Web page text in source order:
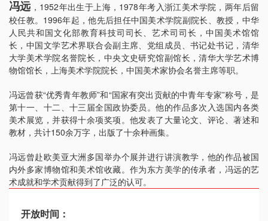
冯远 ， 1952年出生于上海，1978年考入浙江美术学院，两年后留
校任教。1996年起，他先后担任中国美术学院副院长、教授，中华
人民共和国文化部教育科技司司长、艺术司司长，中国美术馆馆
长，中国文学艺术界联合会副主席、党组成员、书记处书记，清华
大学美术学院名誉院长，中央文史研究馆副馆长，清华大学艺术博
物馆馆长，上海美术学院院长，中国美术家协会名誉主席等职。
冯远曾获“优秀青年教师”和“国家有突出贡献的中青年专家”称号，是
第十一、十二、十三届全国政协委员。他的作品多次入选国内各类
美术展览，并获得十余项奖项。他发表了大量论文、评论、著述和
教材，共计150余万字，出版了十余种画集。
冯远曾赴欧美亚大洲多国举办个展并进行讲演教学，他的作品被国
内外多家博物馆和美术馆收藏。作为东方美学的传承者，冯远的艺
术成就和学术贡献得到了广泛的认可。
开放时间：